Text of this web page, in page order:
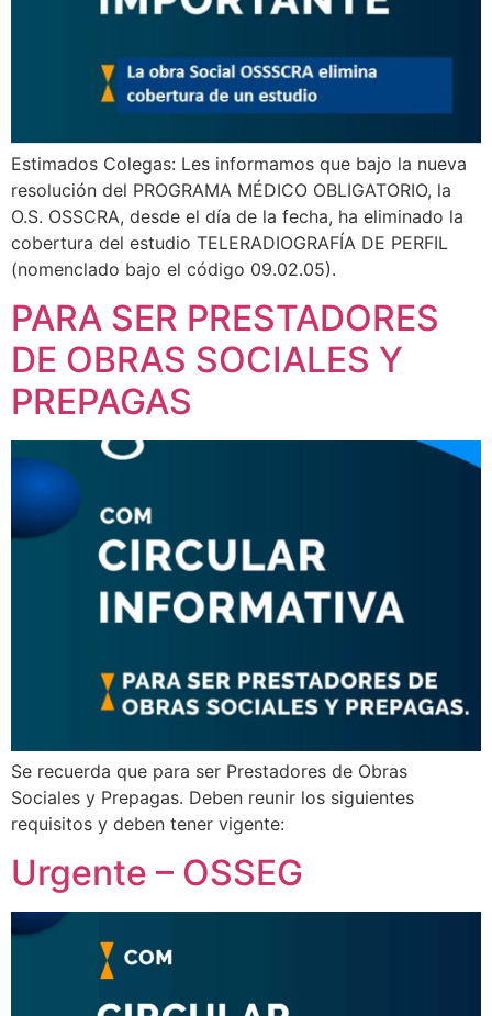
Estimados Colegas: Les informamos que bajo la nueva
resolución del PROGRAMA MÉDICO OBLIGATORIO, la
O.S. OSSCRA, desde el día de la fecha, ha eliminado la
cobertura del estudio TELERADIOGRAFÍA DE PERFIL
(nomenclado bajo el código 09.02.05).
PARA SER PRESTADORES
DE OBRAS SOCIALES Y
PREPAGAS
Se recuerda que para ser Prestadores de Obras
Sociales y Prepagas. Deben reunir los siguientes
requisitos y deben tener vigente:
Urgente – OSSEG